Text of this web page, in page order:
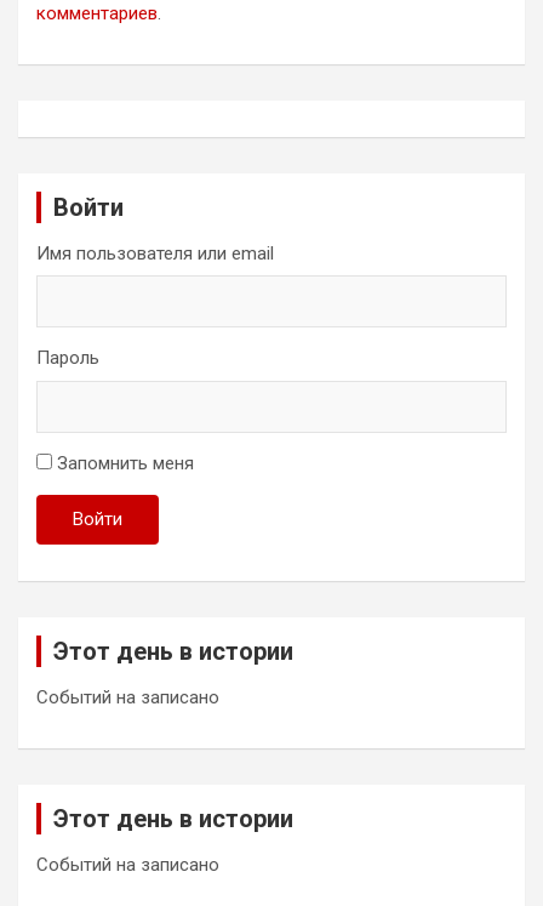
комментариев.
Войти
Имя пользователя или email
Пароль
Запомнить меня
Войти
Этот день в истории
Событий на записано
Этот день в истории
Событий на записано